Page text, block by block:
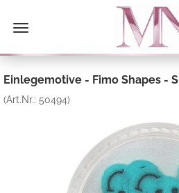
Einlegemotive - Fimo Shapes -
(Art.Nr.: 50494)